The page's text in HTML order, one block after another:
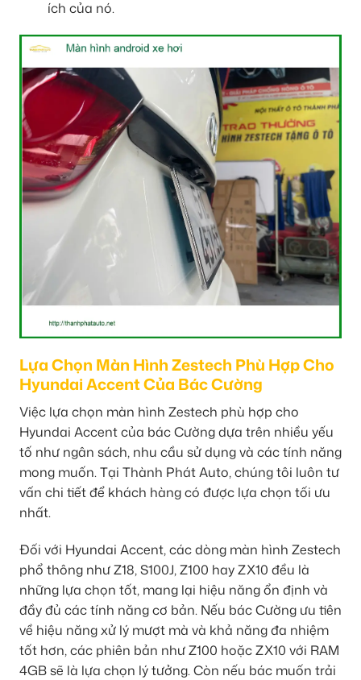
ích của nó.
Lựa Chọn Màn Hình Zestech Phù Hợp Cho
Hyundai Accent Của Bác Cường
Việc lựa chọn màn hình Zestech phù hợp cho
Hyundai Accent của bác Cường dựa trên nhiều yếu
tố như ngân sách, nhu cầu sử dụng và các tính năng
mong muốn. Tại Thành Phát Auto, chúng tôi luôn tư
vấn chi tiết để khách hàng có được lựa chọn tối ưu
nhất.
Đối với Hyundai Accent, các dòng màn hình Zestech
phổ thông như Z18, S100J, Z100 hay ZX10 đều là
những lựa chọn tốt, mang lại hiệu năng ổn định và
đầy đủ các tính năng cơ bản. Nếu bác Cường ưu tiên
về hiệu năng xử lý mượt mà và khả năng đa nhiệm
tốt hơn, các phiên bản như Z100 hoặc ZX10 với RAM
4GB sẽ là lựa chọn lý tưởng. Còn nếu bác muốn trải